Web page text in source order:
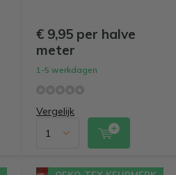
€ 9,95 per halve
meter
1-5 werkdagen
Vergelijk